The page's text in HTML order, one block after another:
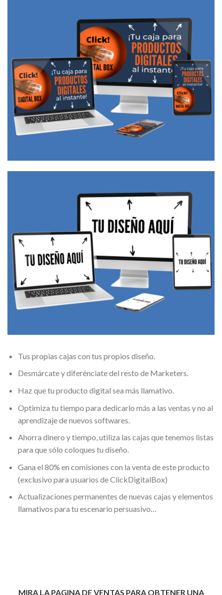
Tus propias cajas con tus propios diseño.
Desmárcate y diferénciate del resto de Marketers.
Haz que tu producto digital sea más llamativo.
Optimiza tu tiempo para dedicarlo más a las ventas y no al
aprendizaje de nuevos softwares.
Ahorra dinero y tiempo, utiliza las cajas que tenemos listas
para que sólo coloques tu diseño.
Gana el 80% en comisiones con la venta de este producto
(exclusivo para usuarios de ClickDigitalBox)
Actualizaciones permanentes de nuevas cajas y elementos
llamativos para tu escenario persuasivo…
MIRA LA PAGINA DE VENTAS PARA OBTENER UNA